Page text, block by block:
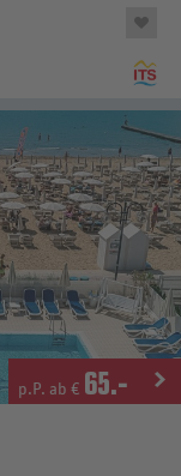
p.P. ab € 65.-